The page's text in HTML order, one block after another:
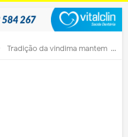
Tradição da vindima mantem-se no DJA